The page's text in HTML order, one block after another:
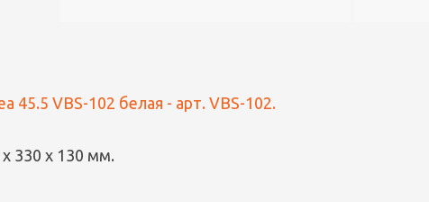
45.5 VBS-102 белая - арт. VBS-102.
330 x 130 мм.